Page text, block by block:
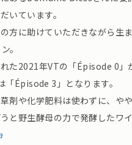
いています。
方に助けていただきながら生
。
た2021年VTの「Épisode 0」
「Épisode 3」となります。
剤や化学肥料は使わずに、や
と野生酵母の力で発酵したワイ